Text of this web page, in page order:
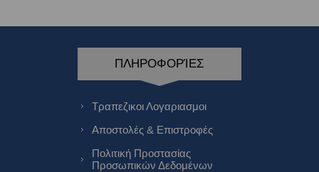
ΠΛΗΡΟΦΟΡΊΕΣ
Τραπεζικοι Λογαριασμοι
Αποστολές & Επιστροφές
Πολιτική Προστασίας
Προσωπικών Δεδομένων